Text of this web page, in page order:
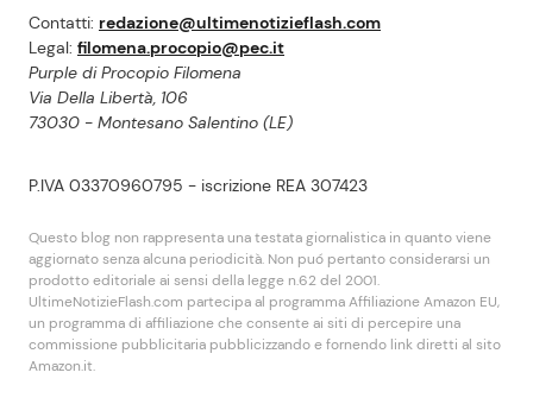
Contatti: redazione@ultimenotizieflash.com
Legal: filomena.procopio@pec.it
Purple di Procopio Filomena
Via Della Libertà, 106
73030 - Montesano Salentino (LE)
P.IVA 03370960795 - iscrizione REA 307423
Questo blog non rappresenta una testata giornalistica in quanto viene
aggiornato senza alcuna periodicità. Non puó pertanto considerarsi un
prodotto editoriale ai sensi della legge n.62 del 2001.
UltimeNotizieFlash.com partecipa al programma Affiliazione Amazon EU,
un programma di affiliazione che consente ai siti di percepire una
commissione pubblicitaria pubblicizzando e fornendo link diretti al sito
Amazon.it.